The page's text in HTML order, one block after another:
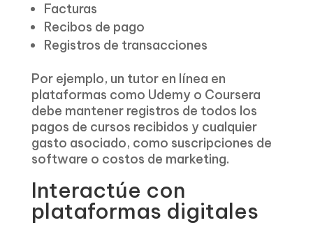
Facturas
Recibos de pago
Registros de transacciones
Por ejemplo, un tutor en línea en
plataformas como Udemy o Coursera
debe mantener registros de todos los
pagos de cursos recibidos y cualquier
gasto asociado, como suscripciones de
software o costos de marketing.
Interactúe con
plataformas digitales